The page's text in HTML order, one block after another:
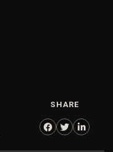
SHARE